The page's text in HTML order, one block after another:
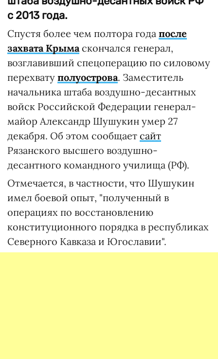
с 2013 года.
Спустя более чем полтора года после
захвата Крымаскончался генерал,
возглавивший спецоперацию по силовому
перехвату полуострова. Заместитель
начальника штаба воздушно-десантных
войск Российской Федерации генерал-
майор Александр Шушукин умер 27
декабря. Об этом сообщает сайт
Рязанского высшего воздушно-
десантного командного училища (РФ).
Отмечается, в частности, что Шушукин
имел боевой опыт, "полученный в
операциях по восстановлению
конституционного порядка в республиках
Северного Кавказа и Югославии".